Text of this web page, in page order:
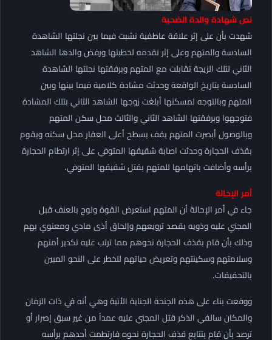
نص شهادة والدة الضحية
شهدت بأن على إثر علاقة عاطفية نشبت فيما بين نجلتها الشاهدة
السادسة والمتهم وعلى إثر تقدمه لخطبتها ورفض والدها الشاهد
الثاني لتلك الزيجة تقابلت مع المتهم وبرفقتها نجلتها الشاهدة
السادسة بتاريخ الواقعة وحدثت مشادة كلامية فيما بينها وبين
المتهم وبالتوجه لمسكنها أبلغت زوجها الشاهد الثاني بتلك المشادة
فتوجهوا وبرفقتها الشاهد الثاني والثالث محل سكن المتهم
وبالوصول أبصرت المتهم يقف بسطح أعلى العقار محل سكنه ويقوم
بقذف الحجارة وحدثت اصابة شقيقها المتوفي على إثر ارتطام الحجارة
برأسه وأضافت باتهامها للمتهم بقتل شقيقها المتوفي.
أمر الإحالة
جاء في أمر الإحالة أن المتهم استعرض القوة ولوح بالعنف قبل
المجني عليه وذويه بقصد ترويعهم وإلحاق أذى مادي ومعنوي بهم
وذلك بأن قام بقذف الحجارة نحوهم مما ترتب عليه تكدير أمنهم
وسلامتهم وسكينتهم وتعريض حياتهم للخطر على النحو المبين
بالتحقيقات.
ووقعت بناء على هذه الجنحة الجناية الأتية وهي أنه في ذات الزمان
والمكان سالفي الذكر قتل المجني عليه عمداً من غير سبق إصرار أو
ترصد بأن قام بتتابع قذف الحجارة نحوه فارتطمت أحدهم برأسه